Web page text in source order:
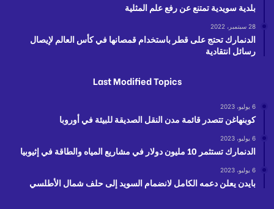
بلدية سويدية تمتنع عن رفع علم المثلية
28 سبتمبر، 2022
الدنمارك تحتج على قطر باستخدام قمصانها في كأس العالم لإيصال
رسائل انتقادية
Last Modified Topics
6 يوليو، 2023
كوبنهاغن تتصدر قائمة مدن النقل الصديقة للبيئة في أوروبا
6 يوليو، 2023
الدنمارك تستثمر 10 مليون دولار في مشاريع المياه والطاقة في إثيوبيا
6 يوليو، 2023
بايدن يعلن دعمه الكامل لانضمام السويد إلى حلف شمال الأطلسي